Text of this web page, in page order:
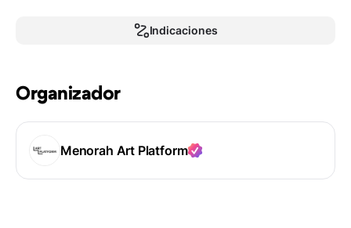
Indicaciones
Organizador
Menorah Art Platform